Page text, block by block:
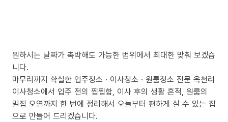
원하시는 날짜가 촉박해도 가능한 범위에서 최대한 맞춰 보겠습
니다.
마무리까지 확실한 입주청소 · 이사청소 · 원룸청소 전문 옥천리
이사청소에서 입주 전의 찝찝함, 이사 후의 생활 흔적, 원룸의
밀집 오염까지 한 번에 정리해서 오늘부터 편하게 살 수 있는 집
으로 만들어 드리겠습니다.